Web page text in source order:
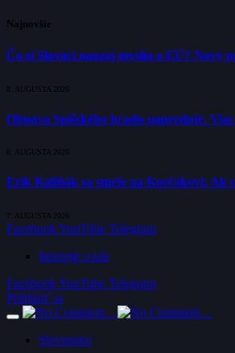
Najnovšie
Čo si Slováci naozaj myslia o EÚ? Nový
8. AUGUSTA 2026
Obnova Spišského hradu napreduje.
8. AUGUSTA 2026
Erik Kaliňák sa smeje na Korčokovi: Ak
7. AUGUSTA 2026
FacebookYouTube Telegram
Inzerujte u nás
FacebookYouTube Telegram
Prihlásiť sa
Slovensko